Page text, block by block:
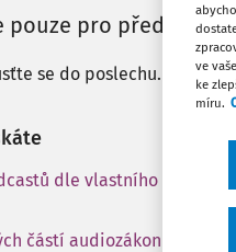
pouze pro
se do poslechu.
dle vlastního
částí audiozákonů
ve
ke
míru.